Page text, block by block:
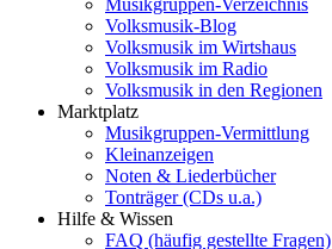
Musikgruppen-Verzeichnis
Volksmusik-Blog
Volksmusik im Wirtshaus
Volksmusik im Radio
Volksmusik in den Regionen
Marktplatz
Musikgruppen-Vermittlung
Kleinanzeigen
Noten & Liederbücher
Tonträger (CDs u.a.)
Hilfe & Wissen
FAQ (häufig gestellte Fragen)